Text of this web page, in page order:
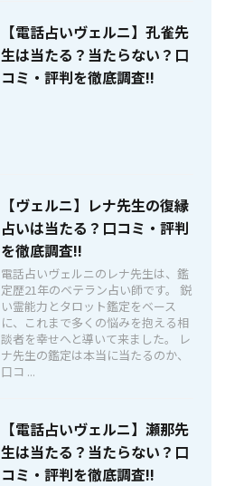
【電話占いヴェルニ】孔雀先
生は当たる？当たらない？口
コミ・評判を徹底調査!!
【ヴェルニ】レナ先生の復縁
占いは当たる？口コミ・評判
を徹底調査!!
電話占いヴェルニのレナ先生は、鑑
定歴21年のベテラン占い師です。 鋭
い霊能力とタロット鑑定をベース
に、これまで多くの悩みを抱える相
談者を幸せへと導いて来ました。 レ
ナ先生の鑑定は本当に当たるのか、
口コ ...
【電話占いヴェルニ】瀬那先
生は当たる？当たらない？口
コミ・評判を徹底調査!!